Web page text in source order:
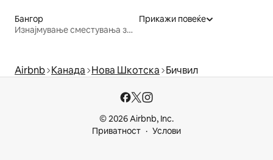
Бангор
Изнајмување сместувања за одмор
Прикажи повеќе
Airbnb Канада Нова Шкотска Бичвил
© 2026 Airbnb, Inc.
Приватност
Услови